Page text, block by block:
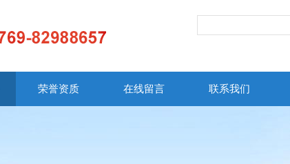
荣誉资质 在线留言 联系我们